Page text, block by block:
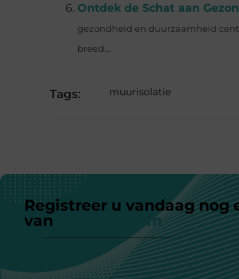
Ontdek de Schat aan
gezondheid en duurzaamheid
breed...
Tags: muurisolatie
Registreer u vandaag nog
van
ons platform